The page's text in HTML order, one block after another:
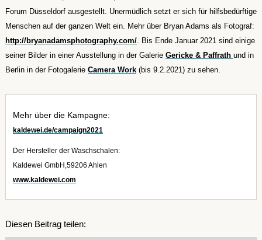
Forum Düsseldorf ausgestellt. Unermüdlich setzt er sich für hilfsbedürftige
Menschen auf der ganzen Welt ein. Mehr über Bryan Adams als Fotograf:
http://bryanadamsphotography.com/. Bis Ende Januar 2021 sind einige
seiner Bilder in einer Ausstellung in der Galerie Gericke & Paffrath und in
Berlin in der Fotogalerie Camera Work (bis 9.2.2021) zu sehen.
Mehr über die Kampagne:
kaldewei.de/campaign2021
Der Hersteller der Waschschalen:
Kaldewei GmbH,59206 Ahlen
www.kaldewei.com
Diesen Beitrag teilen: